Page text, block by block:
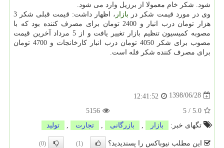
شود. شكر خام معمولا از برزیل وارد می شود.
وی در مورد قیمت شكر در بازار
، اظهار داشت: قیمت قبلی شكر 3
هزار تومان درب انبار و 2400 تومان برای مصرف كننده بود كه با
مصوبه كمیسیون تنظیم بازار تغییر یافت و از 5 مرداد آخرین قیمت
مصوب برای شكر 4050 تومان درب انبار كارخانجات و 4700 تومان
برای مصرف كننده شكر فله است.
1398/06/28
12:41:52
5.0
/
5
5156
تگهای خبر:
بازار بازرگانی تجارت تولید
این مطلب نیوباکس را پسندیدید؟ (1)
(0)